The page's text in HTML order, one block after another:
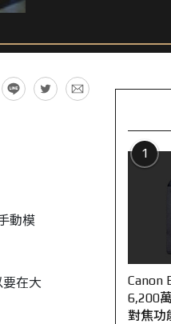
動模
在大
1
Canon
6,200
對焦功